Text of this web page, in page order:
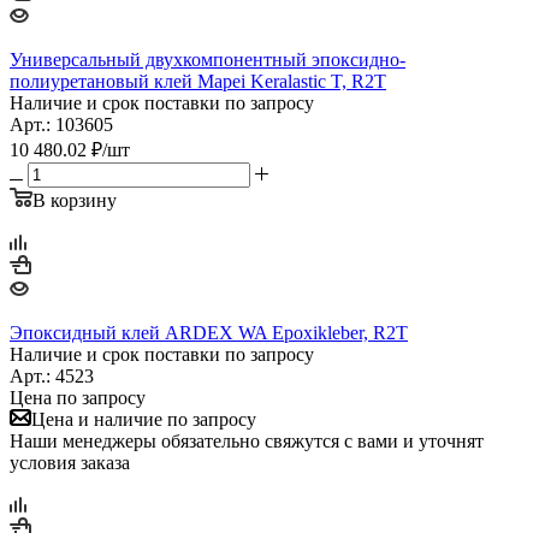
Универсальный двухкомпонентный эпоксидно-
полиуретановый клей Mapei Keralastic T, R2T
Наличие и срок поставки по запросу
Арт.: 103605
10 480.02 ₽/шт
В корзину
Эпоксидный клей ARDEX WA Epoxikleber, R2T
Наличие и срок поставки по запросу
Арт.: 4523
Цена по запросу
Цена и наличие по запросу
Наши менеджеры обязательно свяжутся с вами и уточнят
условия заказа